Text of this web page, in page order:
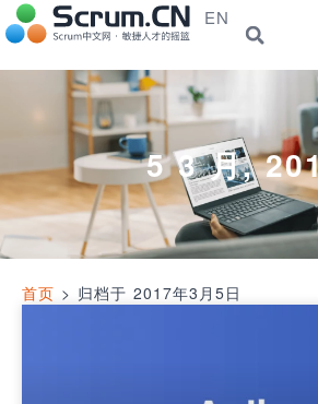
EN
5 3 月,
首页 > 归档于 2017年3月5日